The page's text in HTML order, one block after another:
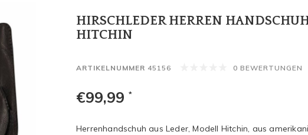
HIRSCHLEDER HERREN
HITCHIN
ARTIKELNUMMER 45156 0 BEWERTUNGEN
€99,99 *
Herrenhandschuh aus Leder, Modell Hitchin, aus